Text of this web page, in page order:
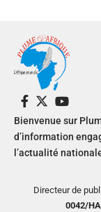
Bienvenue sur
d’information
l’actualité
Directeur de
0042/